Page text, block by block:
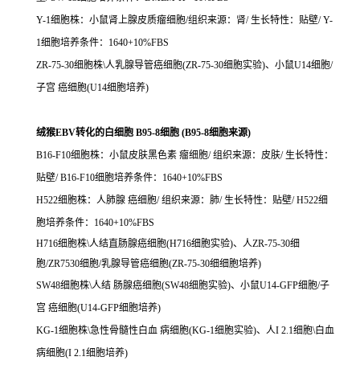
Y-1细胞株：小鼠肾上腺皮质瘤细胞/组织来源：肾/ 生长特性：贴壁/ Y-
1细胞培养条件：1640+10%FBS
ZR-75-30细胞株\人乳腺导管癌细胞(ZR-75-30细胞实验)、小鼠U14细胞/
子宫 癌细胞(U14细胞培养)
绒猴EBV转化的白细胞 B95-8细胞 (B95-8细胞来源)
B16-F10细胞株：小鼠皮肤黑色素 瘤细胞/ 组织来源：皮肤/ 生长特性：
贴壁/ B16-F10细胞培养条件：1640+10%FBS
H522细胞株：人肺腺 癌细胞/ 组织来源：肺/ 生长特性：贴壁/ H522细
胞培养条件：1640+10%FBS
H716细胞株\人结直肠腺癌细胞(H716细胞实验)、人ZR-75-30细
胞/ZR7530细胞/乳腺导管癌细胞(ZR-75-30细细胞培养)
SW48细胞株\人结 肠腺癌细胞(SW48细胞实验)、小鼠U14-GFP细胞/子
宫 癌细胞(U14-GFP细胞培养)
KG-1细胞株\急性骨髓性白血 病细胞(KG-1细胞实验)、人I 2.1细胞\白血
病细胞(I 2.1细胞培养)